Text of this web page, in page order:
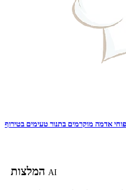
אדמה מוקרמים בתנור טעימים בטירוף
AI